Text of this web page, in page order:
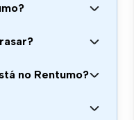
no Rentumo?